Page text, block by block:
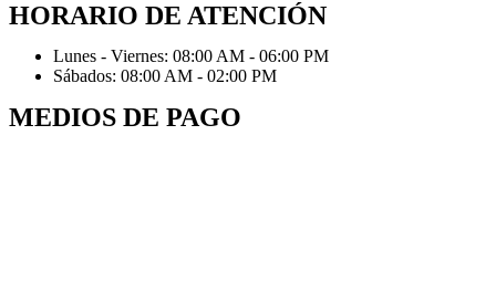
HORARIO DE ATENCIÓN
Lunes - Viernes: 08:00 AM - 06:00 PM
Sábados: 08:00 AM - 02:00 PM
MEDIOS DE PAGO